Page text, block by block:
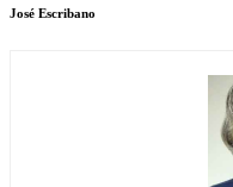
José Escribano